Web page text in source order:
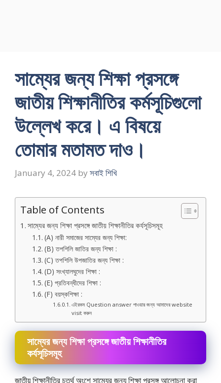
সাম্যের জন্য শিক্ষা প্রসঙ্গে
জাতীয় শিক্ষানীতির কর্মসূচিগুলো
উল্লেখ করে। এ বিষয়ে
তোমার মতামত দাও।
January 4, 2024 by সবাই শিখি
Table of Contents
সাম্যের জন্য শিক্ষা প্রসঙ্গে জাতীয় শিক্ষানীতির কৰ্যসূচিসমূহ
(A) নারী সমাজের সাম্যের জন্য শিক্ষা:
(B) তপশিলি জাতির জন্য শিক্ষা :
(C) তপশিলি উপজাতির জন্য শিক্ষা :
(D) সংখ্যালঘুদের শিক্ষা :
(E) প্রতিবন্ধীদের শিক্ষা :
(F) বয়স্কশিক্ষা :
এইরকম Question answer পাওয়ার জন্য আমাদের website
visit করুন
সাম্যের জন্য শিক্ষা প্রসঙ্গে জাতীয় শিক্ষানীতির
কৰ্যসূচিসমূহ
জাতীয় শিক্ষানীতির চতুর্থ অংশে সাম্যের জন্য শিক্ষা প্রসঙ্গ আলোচনা করা